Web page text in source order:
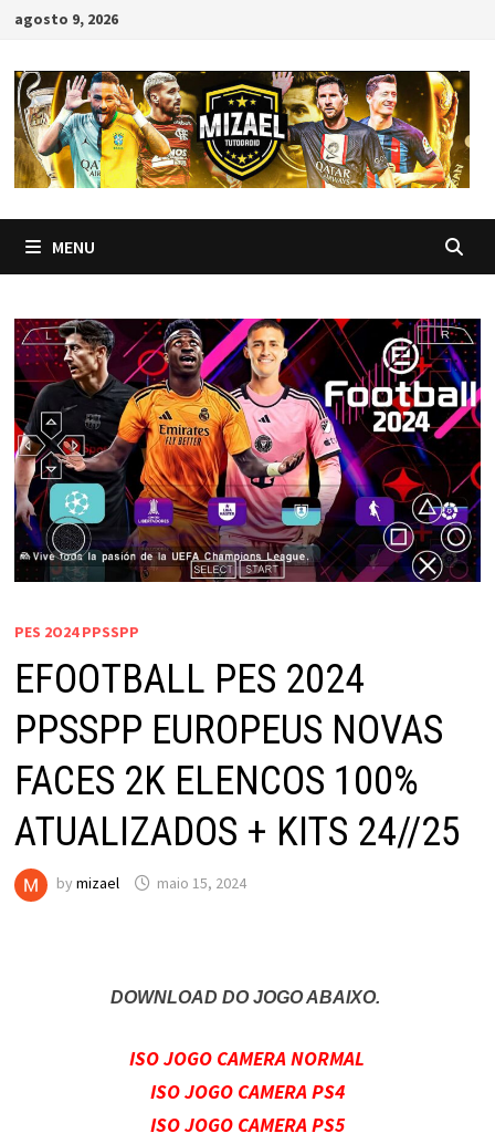
Skip
content
agosto 9, 2026
MENU
PES 2O24 PPSSPP
EFOOTBALL PES 2024
PPSSPP EUROPEUS NOVAS
FACES 2K ELENCOS 100%
ATUALIZADOS + KITS 24//25
by mizael maio 15, 2024
DOWNLOAD DO JOGO ABAIXO.
ISO JOGO CAMERA NORMAL
ISO JOGO CAMERA PS4
ISO JOGO CAMERA PS5